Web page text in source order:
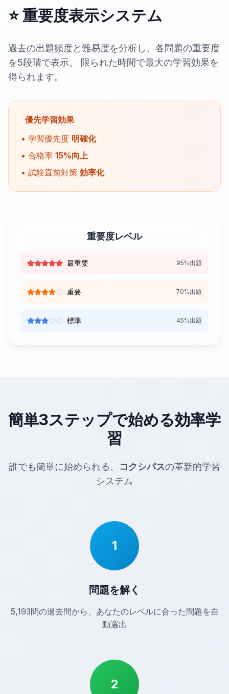
⭐ 重要度表示システム
過去の出題頻度と難易度を分析し、各問題の重要度
を5段階で表示。 限られた時間で最大の学習効果を
得られます。
優先学習効果
• 学習優先度 明確化
• 合格率 15%向上
• 試験直前対策 効率化
重要度レベル
最重要 95%出題
重要 70%出題
標準 45%出題
簡単3ステップで始める効率学
習
誰でも簡単に始められる、 コクシパスの革新的学習
システム
1
問題を解く
5,193問の過去問から、あなたのレベルに合った問題を自
動選出
2